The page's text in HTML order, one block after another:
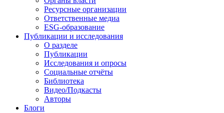
Ресурсные организации
Ответственные медиа
ESG-образование
Публикации и исследования
О разделе
Публикации
Исследования и опросы
Социальные отчёты
Библиотека
Видео/Подкасты
Авторы
Блоги